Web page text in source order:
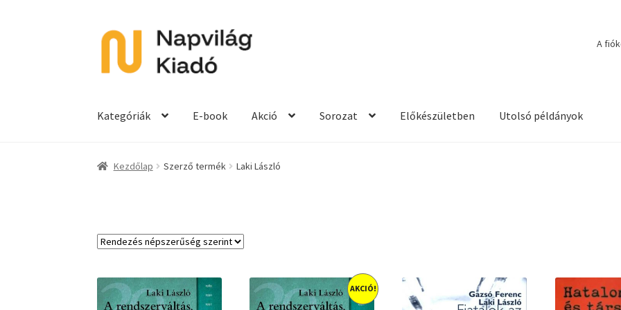
Ugrás
navigációhoz
Kilépés
tartalomba
A
Kategóriák E-book Akció Sorozat Előkészületben Utolsó példányok
Kezdőlap Szerző termék Laki László
AKCIÓ!